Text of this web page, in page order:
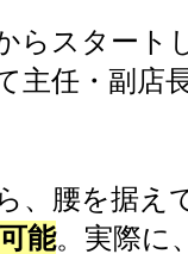
らスタート
主任・副店
、腰を据え
能。実際に